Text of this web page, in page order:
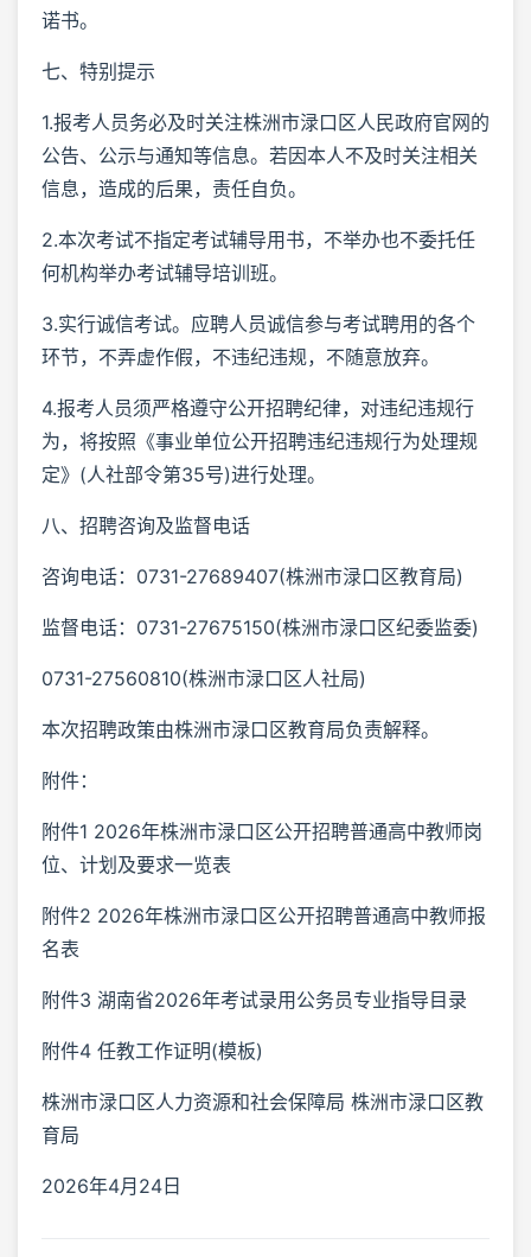
诺书。
七、特别提示
1.报考人员务必及时关注株洲市渌口区人民政府官网的
公告、公示与通知等信息。若因本人不及时关注相关
信息，造成的后果，责任自负。
2.本次考试不指定考试辅导用书，不举办也不委托任
何机构举办考试辅导培训班。
3.实行诚信考试。应聘人员诚信参与考试聘用的各个
环节，不弄虚作假，不违纪违规，不随意放弃。
4.报考人员须严格遵守公开招聘纪律，对违纪违规行
为，将按照《事业单位公开招聘违纪违规行为处理规
定》(人社部令第35号)进行处理。
八、招聘咨询及监督电话
咨询电话：0731-27689407(株洲市渌口区教育局)
监督电话：0731-27675150(株洲市渌口区纪委监委)
0731-27560810(株洲市渌口区人社局)
本次招聘政策由株洲市渌口区教育局负责解释。
附件：
附件1 2026年株洲市渌口区公开招聘普通高中教师岗
位、计划及要求一览表
附件2 2026年株洲市渌口区公开招聘普通高中教师报
名表
附件3 湖南省2026年考试录用公务员专业指导目录
附件4 任教工作证明(模板)
株洲市渌口区人力资源和社会保障局 株洲市渌口区教
育局
2026年4月24日